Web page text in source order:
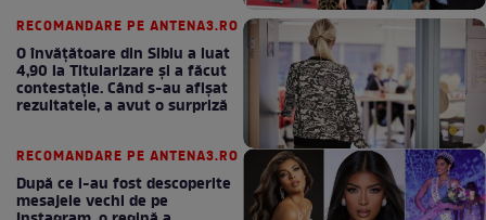
RECOMANDARE PE ANTENA3.RO
O învățătoare din Sibiu a luat
4,90 la Titularizare și a făcut
contestație. Când s-au afișat
rezultatele, a avut o surpriză
RECOMANDARE PE ANTENA3.RO
După ce i-au fost descoperite
mesajele vechi de pe